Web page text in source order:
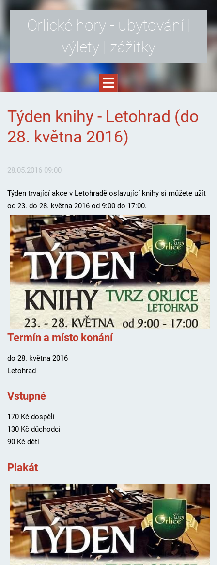
Orlické hory - ubytování |
výlety | zážitky
Týden knihy - Letohrad (do
28. května 2016)
28.05.2016 09:00
Týden trvající akce v Letohradě oslavující knihy si můžete užít
od 23. do 28. května 2016 od 9:00 do 17:00.
Termín a místo konání
do 28. května 2016
Letohrad
Vstupné
170 Kč dospělí
130 Kč důchodci
90 Kč děti
Plakát